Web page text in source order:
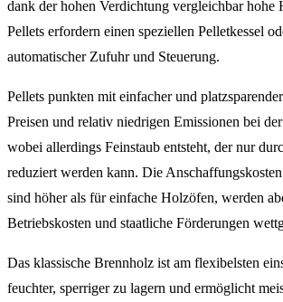
dank der hohen Verdichtung vergleichbar hohe
Pellets erfordern einen speziellen Pelletkessel
automatischer Zufuhr und Steuerung.
Pellets punkten mit einfacher und
Preisen und relativ niedrigen Emissionen bei
wobei allerdings Feinstaub entsteht, der nur
reduziert werden kann. Die
sind höher als für einfache Holzöfen, werden
Betriebskosten und staatliche Förderungen
Das klassische Brennholz ist am flexibelsten
feuchter, sperriger zu lagern und ermöglicht